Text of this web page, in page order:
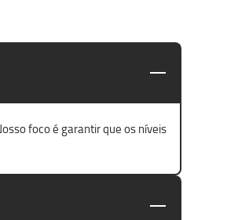
foco é garantir que os níveis